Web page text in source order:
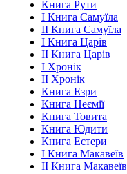
Книга Рути
І Книга Самуїла
ІІ Книга Самуїла
І Книга Царів
ІІ Книга Царів
І Хронік
ІІ Хронік
Книга Езри
Книга Неємії
Книга Товита
Книга Юдити
Книга Естери
І Книга Макавеїв
ІІ Книга Макавеїв